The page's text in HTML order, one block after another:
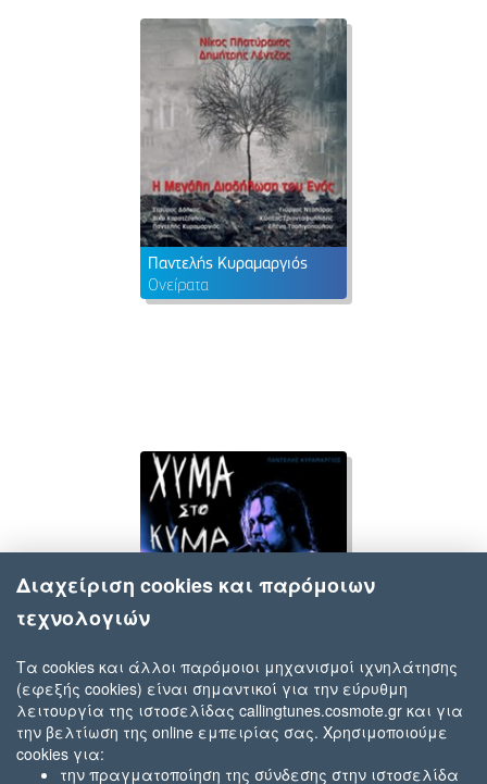
Παντελής Κυραμαργιός
Ονείρατα
Παντελής Κυραμαργιός
Χύμα Στο Κύμα
Διαχείριση cookies και παρόμοιων
τεχνολογιών
Τα cookies και άλλοι παρόμοιοι μηχανισμοί ιχνηλάτησης
(εφεξής cookies) είναι σημαντικοί για την εύρυθμη
λειτουργία της ιστοσελίδας callingtunes.cosmote.gr και για
την βελτίωση της online εμπειρίας σας. Χρησιμοποιούμε
cookies για:
την πραγματοποίηση της σύνδεσης στην ιστοσελίδα